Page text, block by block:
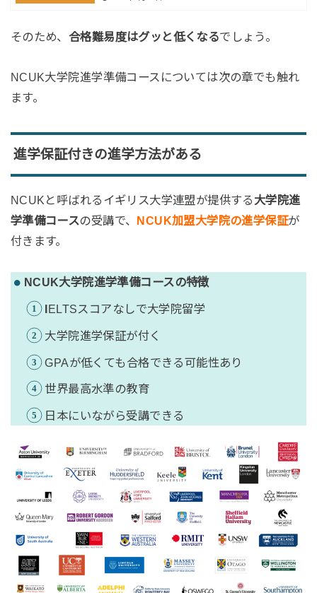
そのため、 合格難易度はグッと低くなるでしょう。
NCUK大学院進学準備コースについては次の章でも触れ
ます。
進学保証付きの進学方法がある
NCUKと呼ばれるイギリス大学連盟が提供する 大学院進
学準備コースの受講で、 NCUK加盟大学院の進学保証が
付きます。
NCUK大学院進学準備コースの特徴
IELTSスコアなしで大学院留学
大学院進学保証が付く
GPAが低くても合格できる可能性あり
世界最高水準の教育
日本にいながら受講できる